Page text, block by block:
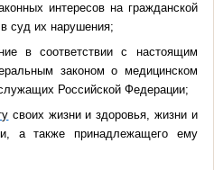
интересов на гражданской
суд их нарушения;
в соответствии с настоящим
законом о медицинском
Российской Федерации;
своих жизни и здоровья, жизни и
а также принадлежащего ему